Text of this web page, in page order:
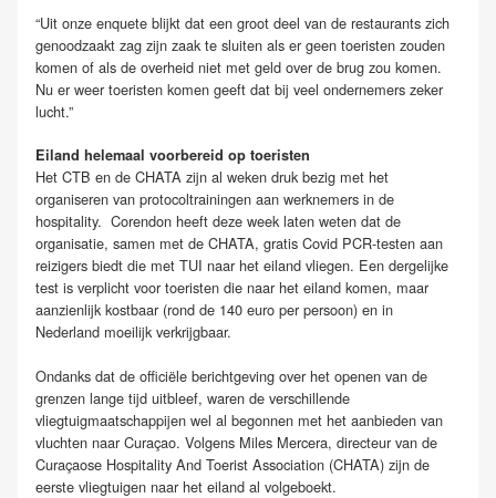
“Uit onze enquete blijkt dat een groot deel van de restaurants zich
genoodzaakt zag zijn zaak te sluiten als er geen toeristen zouden
komen of als de overheid niet met geld over de brug zou komen.
Nu er weer toeristen komen geeft dat bij veel ondernemers zeker
lucht.”
Eiland helemaal voorbereid op toeristen
Het CTB en de CHATA zijn al weken druk bezig met het
organiseren van protocoltrainingen aan werknemers in de
hospitality. Corendon heeft deze week laten weten dat de
organisatie, samen met de CHATA, gratis Covid PCR-testen aan
reizigers biedt die met TUI naar het eiland vliegen. Een dergelijke
test is verplicht voor toeristen die naar het eiland komen, maar
aanzienlijk kostbaar (rond de 140 euro per persoon) en in
Nederland moeilijk verkrijgbaar.
Ondanks dat de officiële berichtgeving over het openen van de
grenzen lange tijd uitbleef, waren de verschillende
vliegtuigmaatschappijen wel al begonnen met het aanbieden van
vluchten naar Curaçao. Volgens Miles Mercera, directeur van de
Curaçaose Hospitality And Toerist Association (CHATA) zijn de
eerste vliegtuigen naar het eiland al volgeboekt.